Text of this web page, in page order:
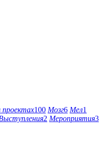
проектах100 Мозг6 Мел1
2 Мероприятия3